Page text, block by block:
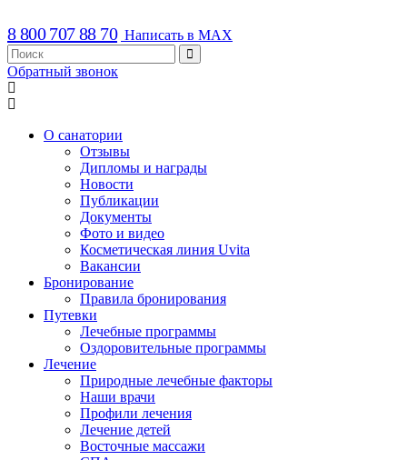
8 800 707 88 70 Написать в MAX
Обратный звонок
О санатории
Отзывы
Дипломы и награды
Новости
Публикации
Документы
Фото и видео
Косметическая линия Uvita
Вакансии
Бронирование
Правила бронирования
Путевки
Лечебные программы
Оздоровительные программы
Лечение
Природные лечебные факторы
Наши врачи
Профили лечения
Лечение детей
Восточные массажи